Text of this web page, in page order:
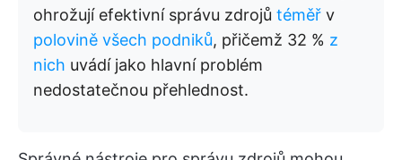
ohrožují efektivní správu zdrojů téměř v
polovině všech podniků, přičemž 32 % z
nich uvádí jako hlavní problém
nedostatečnou přehlednost.